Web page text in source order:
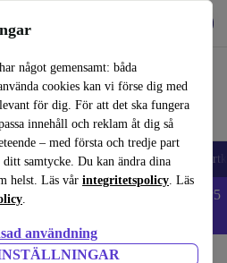
något gemensamt: båda
cookies kan vi förse dig med
för dig. För att det ska fungera
innehåll och reklam åt dig så
– med första och tredje part
samtycke. Du kan ändra dina
helst. Läs vår integritetspolicy. Läs
.
användning
Bärbara datorer Surfplattor
och laptops - Code: LAPTOP5
datorer